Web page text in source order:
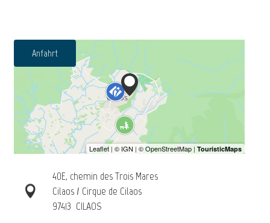
Anfahrt
40E, chemin des Trois Mares
Cilaos / Cirque de Cilaos
97413 CILAOS